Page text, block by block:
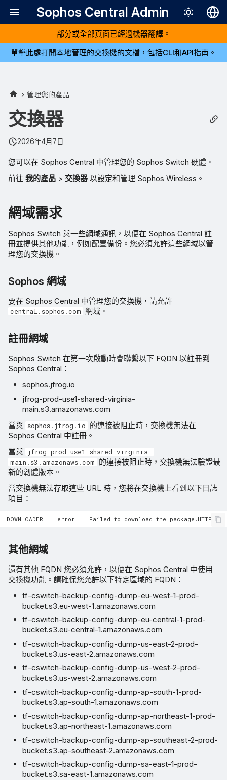
Sophos Central Admin
English
한국어
Português
中文（繁體）
部分或全部頁面已經過機器翻譯。
單擊此處打開本地管理的交換機的文檔，包括CLI和API指南。
管理您的產品
交換器
2026年4月7日
您可以在 Sophos Central 中管理您的 Sophos Switch 硬體。
前往 我的產品 > 交換器 以設定和管理 Sophos Wireless。
網域需求
Sophos Switch 與一些網域通訊，以便在 Sophos Central 註
冊並提供其他功能，例如配置備份。您必須允許這些網域以管
理您的交換機。
Sophos 網域
要在 Sophos Central 中管理您的交換機，請允許
central.sophos.com 網域。
註冊網域
Sophos Switch 在第一次啟動時會聯繫以下 FQDN 以註冊到
Sophos Central：
sophos.jfrog.io
jfrog-prod-use1-shared-virginia-
main.s3.amazonaws.com
當與 sophos.jfrog.io
的連接被阻止時，交換機無法在
Sophos Central 中註冊。
當與 jfrog-prod-use1-shared-virginia-
main.s3.amazonaws.com
的連接被阻止時，交換機無法驗證最
新的韌體版本。
當交換機無法存取這些 URL 時，您將在交換機上看到以下日誌
項目：
其他網域
還有其他 FQDN 您必須允許，以便在 Sophos Central 中使用
交換機功能。請確保您允許以下特定區域的 FQDN：
tf-cswitch-backup-config-dump-eu-west-1-prod-
bucket.s3.eu-west-1.amazonaws.com
tf-cswitch-backup-config-dump-eu-central-1-prod-
bucket.s3.eu-central-1.amazonaws.com
tf-cswitch-backup-config-dump-us-east-2-prod-
bucket.s3.us-east-2.amazonaws.com
tf-cswitch-backup-config-dump-us-west-2-prod-
bucket.s3.us-west-2.amazonaws.com
tf-cswitch-backup-config-dump-ap-south-1-prod-
bucket.s3.ap-south-1.amazonaws.com
tf-cswitch-backup-config-dump-ap-northeast-1-prod-
bucket.s3.ap-northeast-1.amazonaws.com
tf-cswitch-backup-config-dump-ap-southeast-2-prod-
bucket.s3.ap-southeast-2.amazonaws.com
tf-cswitch-backup-config-dump-sa-east-1-prod-
bucket.s3.sa-east-1.amazonaws.com